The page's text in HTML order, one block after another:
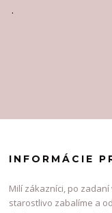
.
INFORMÁCIE
Milí zákazníci, po
starostlivo zabalíme a